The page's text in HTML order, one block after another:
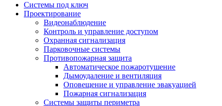
Системы под ключ
Проектирование
Видеонаблюдение
Контроль и управление доступом
Охранная сигнализация
Парковочные системы
Противопожарная защита
Автоматическое пожаротушение
Дымоудаление и вентиляция
Оповещение и управление эвакуацией
Пожарная сигнализация
Системы защиты периметра